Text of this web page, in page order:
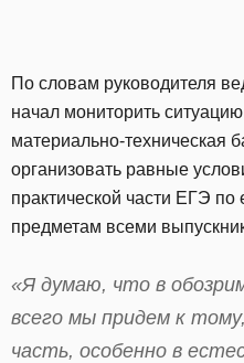
По словам руководителя
начал мониторить
материально-техническая
организовать равные
практической части ЕГЭ
предметам всеми
«Я думаю, что в
всего мы придем к
часть, особенно в